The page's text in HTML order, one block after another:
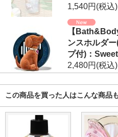
1,540円(税込)
【
ンスホルダ
プ付)：
2,480円(税込)
この商品を買った人はこんな商品